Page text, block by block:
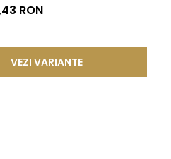
RON
VEZI VARIANTE